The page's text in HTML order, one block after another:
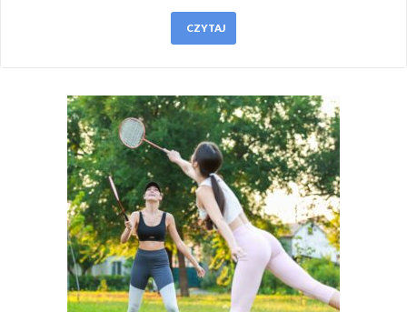
CZYTAJ